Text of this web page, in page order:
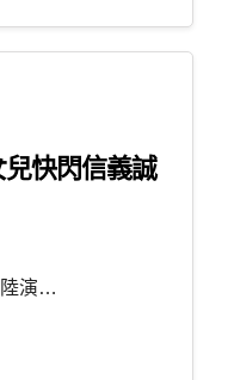
快閃信義誠
陸演…